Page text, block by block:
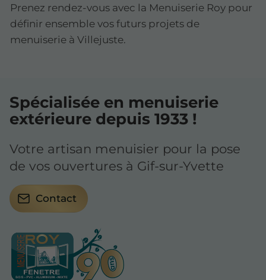
Prenez rendez-vous avec la Menuiserie Roy pour
définir ensemble vos futurs projets de
menuiserie à Villejuste.
Spécialisée en menuiserie
extérieure depuis 1933 !
Votre artisan menuisier pour la pose
de vos ouvertures à Gif-sur-Yvette
Contact